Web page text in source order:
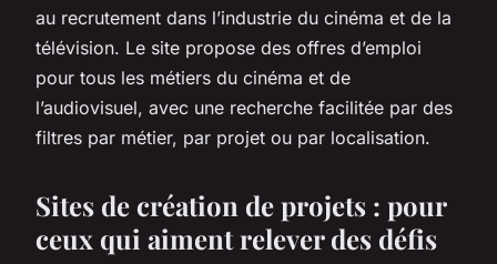
au recrutement dans l’industrie du cinéma et de la
télévision. Le site propose des offres d’emploi
pour tous les métiers du cinéma et de
l’audiovisuel, avec une recherche facilitée par des
filtres par métier, par projet ou par localisation.
Sites de création de projets : pour
ceux qui aiment relever des défis